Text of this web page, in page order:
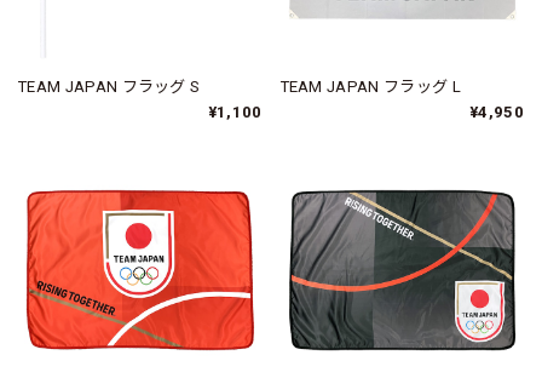
TEAM JAPAN フラッグ S
¥1,100
TEAM JAPAN フラッグ L
¥4,950